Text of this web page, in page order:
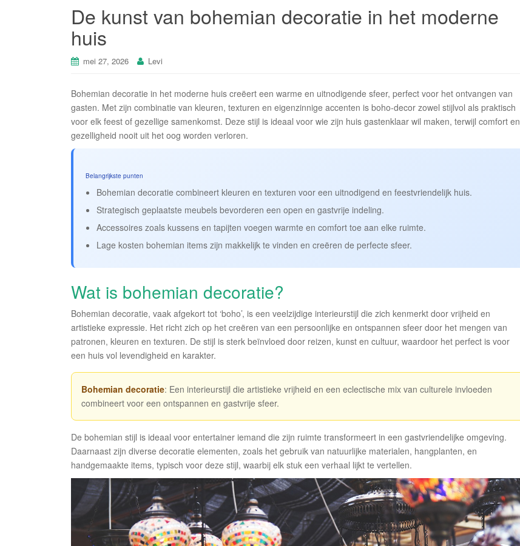
De kunst van bohemian decoratie in het moderne
huis
mei 27, 2026 Levi
Bohemian decoratie in het moderne huis creëert een warme en uitnodigende sfeer, perfect voor het ontvangen van
gasten. Met zijn combinatie van kleuren, texturen en eigenzinnige accenten is boho-decor zowel stijlvol als praktisch
voor elk feest of gezellige samenkomst. Deze stijl is ideaal voor wie zijn huis gastenklaar wil maken, terwijl comfort en
gezelligheid nooit uit het oog worden verloren.
Belangrijkste punten
Bohemian decoratie combineert kleuren en texturen voor een uitnodigend en feestvriendelijk huis.
Strategisch geplaatste meubels bevorderen een open en gastvrije indeling.
Accessoires zoals kussens en tapijten voegen warmte en comfort toe aan elke ruimte.
Lage kosten bohemian items zijn makkelijk te vinden en creëren de perfecte sfeer.
Wat is bohemian decoratie?
Bohemian decoratie, vaak afgekort tot ‘boho’, is een veelzijdige interieurstijl die zich kenmerkt door vrijheid en
artistieke expressie. Het richt zich op het creëren van een persoonlijke en ontspannen sfeer door het mengen van
patronen, kleuren en texturen. De stijl is sterk beïnvloed door reizen, kunst en cultuur, waardoor het perfect is voor
een huis vol levendigheid en karakter.
Bohemian decoratie: Een interieurstijl die artistieke vrijheid en een eclectische mix van culturele invloeden
combineert voor een ontspannen en gastvrije sfeer.
De bohemian stijl is ideaal voor entertainer iemand die zijn ruimte transformeert in een gastvriendelijke omgeving.
Daarnaast zijn diverse decoratie elementen, zoals het gebruik van natuurlijke materialen, hangplanten, en
handgemaakte items, typisch voor deze stijl, waarbij elk stuk een verhaal lijkt te vertellen.